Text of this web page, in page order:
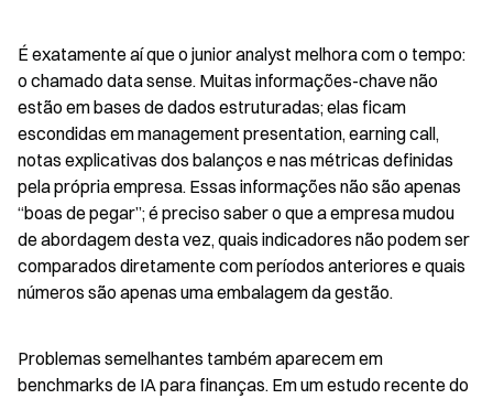
É exatamente aí que o junior analyst melhora com o tempo:
o chamado data sense. Muitas informações-chave não
estão em bases de dados estruturadas; elas ficam
escondidas em management presentation, earning call,
notas explicativas dos balanços e nas métricas definidas
pela própria empresa. Essas informações não são apenas
“boas de pegar”; é preciso saber o que a empresa mudou
de abordagem desta vez, quais indicadores não podem ser
comparados diretamente com períodos anteriores e quais
números são apenas uma embalagem da gestão.
Problemas semelhantes também aparecem em
benchmarks de IA para finanças. Em um estudo recente do